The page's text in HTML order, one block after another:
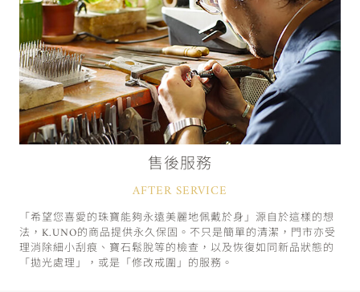
售後服務
AFTER SERVICE
「希望您喜愛的珠寶能夠永遠美麗地佩戴於身」源自於這樣的想
法，K.UNO的商品提供永久保固。不只是簡單的清潔，門市亦受
理消除細小刮痕、寶石鬆脫等的檢查，以及恢復如同新品狀態的
「拋光處理」，或是「修改戒圍」的服務。